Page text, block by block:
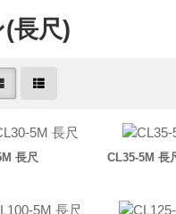
長尺)
長尺 CL35-5M 長